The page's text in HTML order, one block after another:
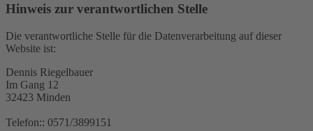
Hinweis zur verantwortlichen Stelle
Die verantwortliche Stelle für die Datenverarbeitung auf dieser
Website ist:
Dennis Riegelbauer
Im Gang 12
32423 Minden
Telefon:: 0571/3899151